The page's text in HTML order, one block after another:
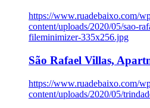
https://www.ruadebaixo.com/
content/uploads/2020/05/sao-
fileminimizer-335x256.jpg
São Rafael Villas,
https://www.ruadebaixo.com/
content/uploads/2020/05/